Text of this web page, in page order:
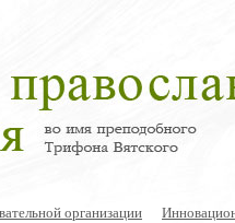
организации